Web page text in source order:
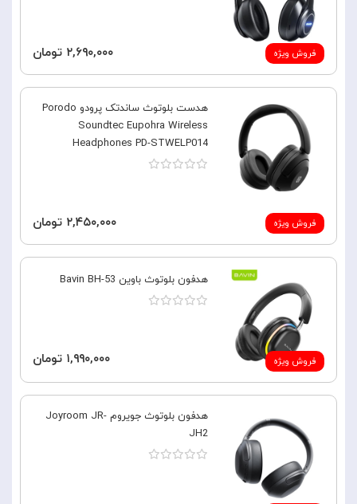
فروش ویژه ۲,۶۹۰,۰۰۰ تومان
فروش ویژه
هدست بلوتوث ساندتک پرودو Porodo
Soundtec Eupohra Wireless
Headphones PD-STWELP014
۲,۴۵۰,۰۰۰ تومان
فروش ویژه
هدفون بلوتوث باوین Bavin BH-53
۱,۹۹۰,۰۰۰ تومان
هدفون بلوتوث جویروم Joyroom JR-
JH2